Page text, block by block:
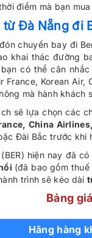
điểm mà bạn
Đà Nẵng đi
chuyến bay đi
khai thác đường
có thể cân
Korean Air,
mà hành khách
sẽ lựa chọn các
China
Đài Bắc trước
hiện nay đã
(đã bao gồm
trình sẽ kéo dài
Bảng
Hãng hàng